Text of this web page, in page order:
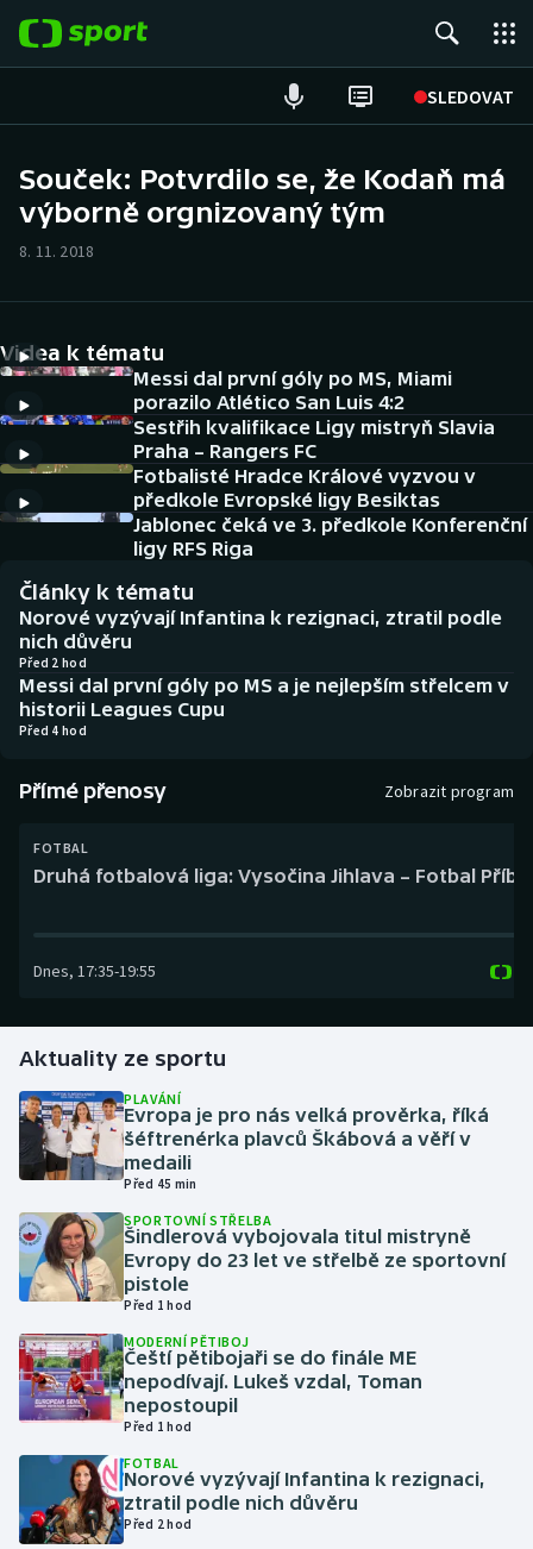
SLEDOVAT
Hokej
Cyklistika
DALŠÍ SPORTY
Americký fotbal
Baseball a softbal
Basketbal
Biatlon
Boby a skeleton
Box
Golf
Gymnastika
Házená
Jezdectví
Judo
Krasobruslení
Lezení
Lyže a snowboard
Moderní pětiboj
NEPŘEHLÉDNĚTE
Historické návraty
Aplikace ČT sport
AZ kvíz
Souček: Potvrdilo se, že Kodaň má
výborně orgnizovaný tým
8. 11. 2018
Videa k tématu
Messi dal první góly po MS, Miami
porazilo Atlético San Luis 4:2
Sestřih kvalifikace Ligy mistryň Slavia
Praha – Rangers FC
Fotbalisté Hradce Králové vyzvou v
předkole Evropské ligy Besiktas
Jablonec čeká ve 3. předkole Konferenční
ligy RFS Riga
Články k tématu
Norové vyzývají Infantina k rezignaci, ztratil podle
nich důvěru
Před 2 hod
Messi dal první góly po MS a je nejlepším střelcem v
historii Leagues Cupu
Před 4 hod
Přímé přenosy Zobrazit program
FOTBAL
Druhá fotbalová liga: Vysočina Jihlava – Fotbal
Dnes, 17:35-19:55
Aktuality ze sportu
PLAVÁNÍ
Evropa je pro nás velká prověrka, říká
šéftrenérka plavců Škábová a věří v
medaili
Před 45 min
SPORTOVNÍ STŘELBA
Šindlerová vybojovala titul mistryně
Evropy do 23 let ve střelbě ze sportovní
pistole
Před 1 hod
MODERNÍ PĚTIBOJ
Čeští pětibojaři se do finále ME
nepodívají. Lukeš vzdal, Toman
nepostoupil
Před 1 hod
FOTBAL
Norové vyzývají Infantina k rezignaci,
ztratil podle nich důvěru
Před 2 hod